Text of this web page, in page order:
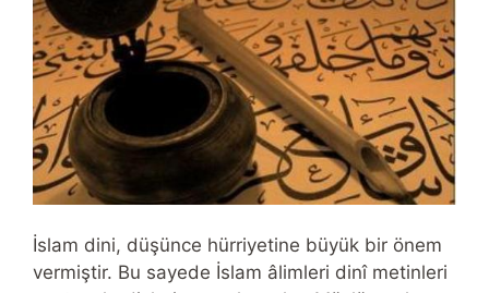
İslam dini, düşünce hürriyetine büyük bir önem
vermiştir. Bu sayede İslam âlimleri dinî metinleri